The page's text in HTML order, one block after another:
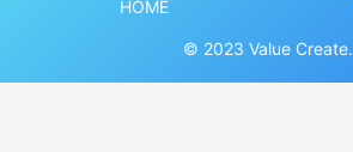
HOME
© 2023 Value Create.